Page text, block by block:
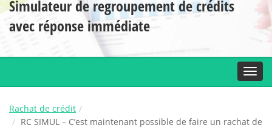
Simulateur de regroupement de crédits
avec réponse immédiate
Rachat de crédit
RC SIMUL – C’est maintenant possible de faire un rachat de